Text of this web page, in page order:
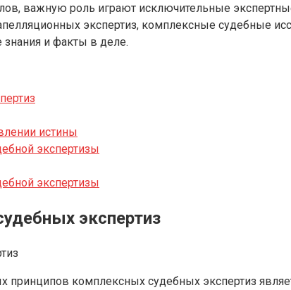
важную роль играют исключительные
экспертиз, комплексные судебные
и факты в деле.
истины
экспертизы
экспертизы
экспертиз
принципов комплексных судебных экспертиз